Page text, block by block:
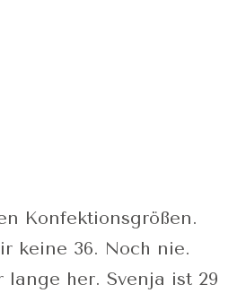
Konfektionsgrößen.
keine 36. Noch nie.
lange her. Svenja ist 29